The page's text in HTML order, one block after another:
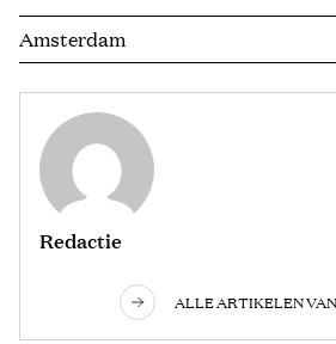
Amsterdam
Redactie
ALLE ARTIKELEN